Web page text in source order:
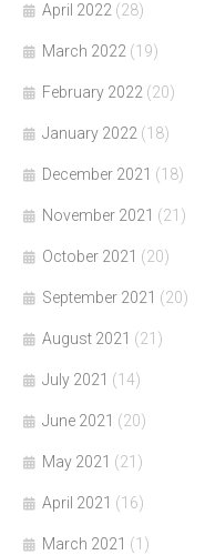
April 2022 (28)
March 2022 (19)
February 2022 (20)
January 2022 (18)
December 2021 (18)
November 2021 (21)
October 2021 (20)
September 2021 (20)
August 2021 (21)
July 2021 (14)
June 2021 (20)
May 2021 (21)
April 2021 (16)
March 2021 (1)